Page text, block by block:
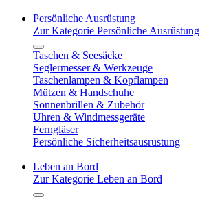
Persönliche Ausrüstung
Zur Kategorie Persönliche Ausrüstung
Taschen & Seesäcke
Seglermesser & Werkzeuge
Taschenlampen & Kopflampen
Mützen & Handschuhe
Sonnenbrillen & Zubehör
Uhren & Windmessgeräte
Ferngläser
Persönliche Sicherheitsausrüstung
Leben an Bord
Zur Kategorie Leben an Bord